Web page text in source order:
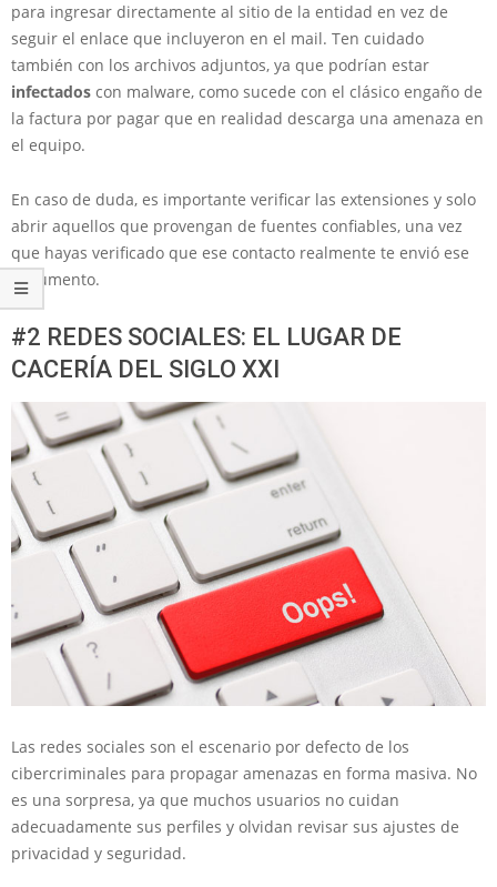
para ingresar directamente al sitio de la entidad en vez de
seguir el enlace que incluyeron en el mail. Ten cuidado
también con los archivos adjuntos, ya que podrían estar
infectados con malware, como sucede con el clásico engaño de
la factura por pagar que en realidad descarga una amenaza en
el equipo.
En caso de duda, es importante verificar las extensiones y solo
abrir aquellos que provengan de fuentes confiables, una vez
que hayas verificado que ese contacto realmente te envió ese
documento.
#2 REDES SOCIALES: EL LUGAR DE
CACERÍA DEL SIGLO XXI
Las redes sociales son el escenario por defecto de los
cibercriminales para propagar amenazas en forma masiva. No
es una sorpresa, ya que muchos usuarios no cuidan
adecuadamente sus perfiles y olvidan revisar sus ajustes de
privacidad y seguridad.